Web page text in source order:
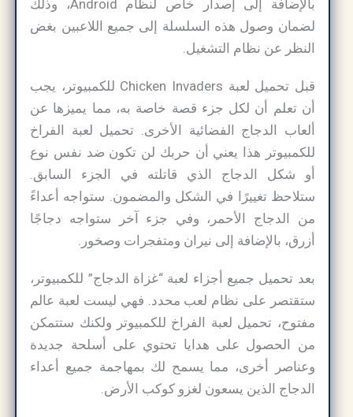
بالإضافة إلى إصدار خاص لنظام Android، وذلك
لضمان وصول هذه السلسلة إلى جميع اللاعبين بغض
النظر عن نظام التشغيل.
قبل تحميل لعبة Chicken Invaders للكمبيوتر، يجب
أن تعلم أن لكل جزء قصة خاصة به، مما يميزها عن
ألعاب الدجاج الفضائية الأخرى. تحميل لعبة الفراخ
للكمبيوتر هذا يعني أن حربك لن تكون ضد نفس نوع
أو شكل الدجاج الذي قاتلته في الجزء السابق.
ستلاحظ تغييرًا في الشكل والمضمون. ستواجه أعداءً
من الدجاج الأحمر، وفي جزء آخر ستواجه دجاجًا
أزرق، بالإضافة إلى نيران ومتفجرات وصخور.
بعد تحميل جميع أجزاء لعبة “غزاة الدجاج” للكمبيوتر،
ستقتصر على نظام لعب محدد. فهي ليست لعبة عالم
مفتوح، تحميل لعبة الفراخ للكمبيوتر ولكنك ستتمكن
من الحصول على هدايا تحتوي على أسلحة جديدة
وعناصر أخرى، مما يسمح لك بمهاجمة جميع أعداء
الدجاج الذين يسعون لغزو كوكب الأرض.